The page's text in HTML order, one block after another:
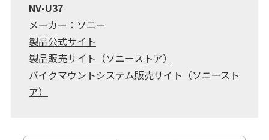
NV-U37
メーカー：ソニー
製品公式サイト
製品販売サイト（ソニーストア）
バイクマウントシステム販売サイト（ソニースト
ア）